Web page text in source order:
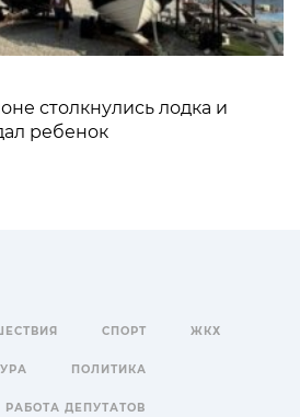
столкнулись лодка и
ребенок
СПОРТ ЖКХ
ПОЛИТИКА
РАБОТА ДЕПУТАТОВ